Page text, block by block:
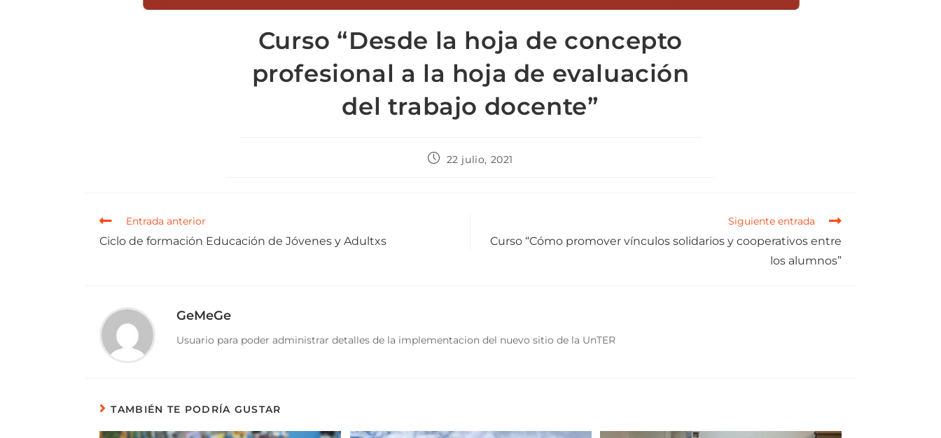
Curso “Desde la hoja de concepto
profesional a la hoja de evaluación
del trabajo docente”
22 julio, 2021
Entrada anterior
Ciclo de formación Educación de Jóvenes y Adultxs
Siguiente entrada
Curso “Cómo promover vínculos solidarios y cooperativos entre
los alumnos”
GeMeGe
Usuario para poder administrar detalles de la implementacion del nuevo sitio de la UnTER
TAMBIÉN TE PODRÍA GUSTAR